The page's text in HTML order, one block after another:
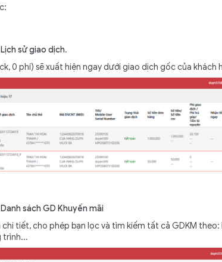
Lịch sử giao dịch.
0 phí) sẽ xuất hiện ngay dưới giao dịch gốc của khách
Danh sách GD Khuyến mãi
chi tiết, cho phép bạn lọc và tìm kiếm tất cả GDKM theo:
trình...